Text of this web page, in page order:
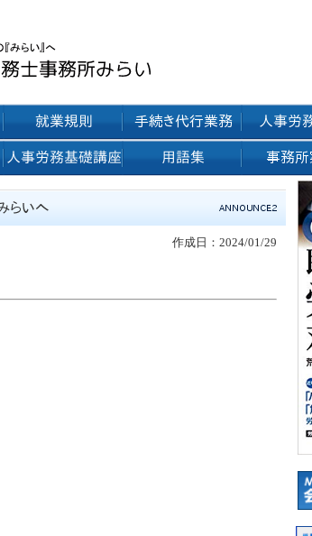
作成日：2024/01/29